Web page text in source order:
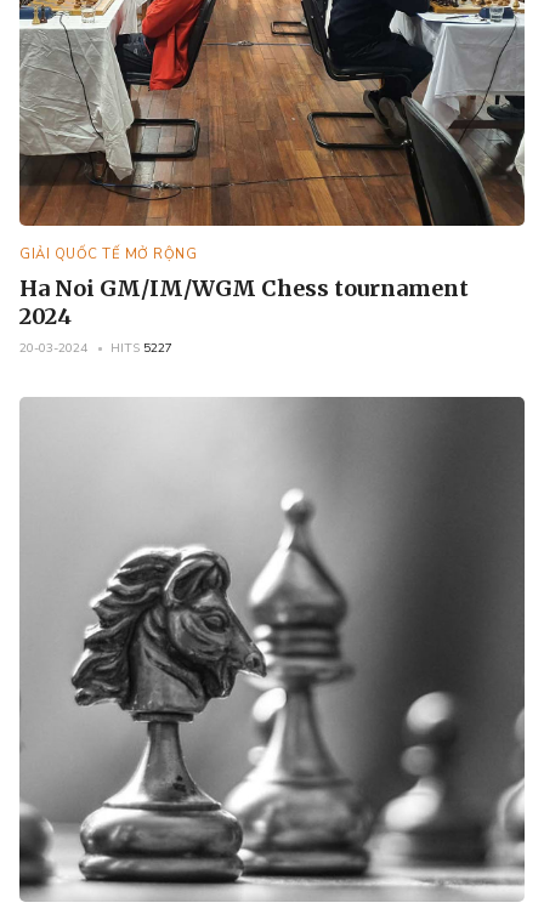
GIẢI QUỐC TẾ MỞ RỘNG
Ha Noi GM/IM/WGM Chess tournament
2024
20-03-2024 HITS 5227